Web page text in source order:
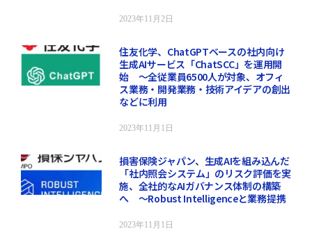
2023年11月2日
住友化学、ChatGPTベースの社内向け
生成AIサービス「ChatSCC」を運用開
始 ～全従業員6500人が対象、オフィ
ス業務・開発業務・技術アイデアの創出
などに利用
2023年11月1日
損害保険ジャパン、生成AIを組み込んだ
「社内照会システム」のリスク評価を実
施、全社的なAIガバナンス体制の構築
へ ～Robust Intelligenceと業務提携
2023年11月1日